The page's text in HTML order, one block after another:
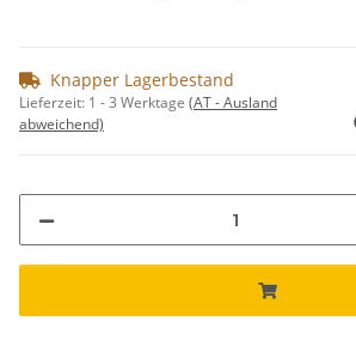
Knapper Lagerbestand
Lieferzeit: 1 - 3 Werktage (AT - Ausland
abweichend)